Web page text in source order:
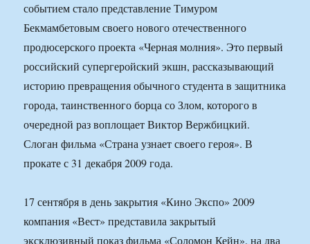
событием стало представление Тимуром
Бекмамбетовым своего нового отечественного
продюсерского проекта «Черная молния». Это первый
российский супергеройский экшн, рассказывающий
историю превращения обычного студента в защитника
города, таинственного борца со Злом, которого в
очередной раз воплощает Виктор Вержбицкий.
Слоган фильма «Страна узнает своего героя». В
прокате с 31 декабря 2009 года.
17 сентября в день закрытия «Кино Экспо» 2009
компания «Вест» представила закрытый
эксклюзивный показ фильма «Соломон Кейн», на два